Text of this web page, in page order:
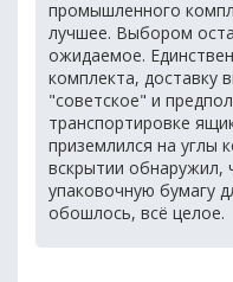
промышленного
лучшее. Выбором
ожидаемое.
комплекта, доставку
"советское" и
транспортировке
приземлился на углы
вскрытии обнаружил,
упаковочную бумагу
обошлось, всё целое.